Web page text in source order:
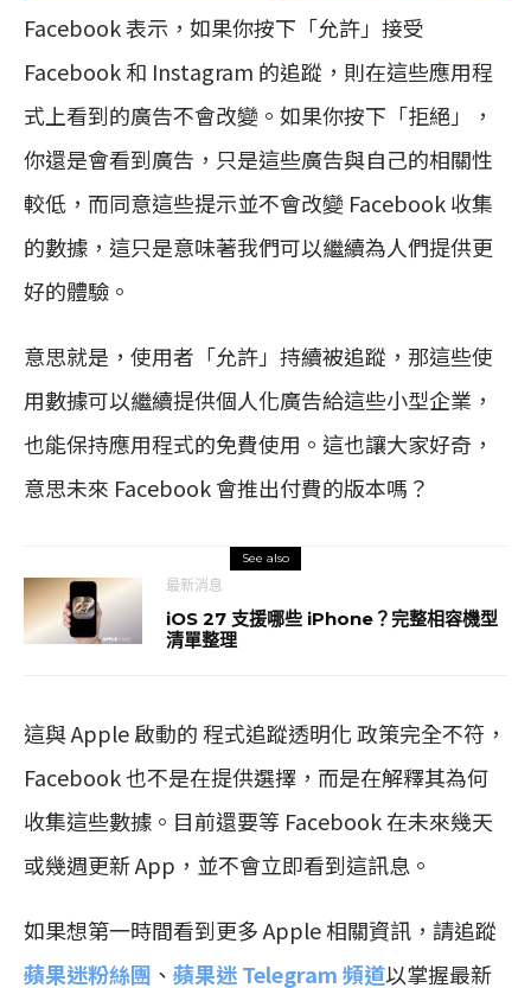
Facebook 表示，如果你按下「允許」接受
Facebook 和 Instagram 的追蹤，則在這些應用程
式上看到的廣告不會改變。如果你按下「拒絕」，
你還是會看到廣告，只是這些廣告與自己的相關性
較低，而同意這些提示並不會改變 Facebook 收集
的數據，這只是意味著我們可以繼續為人們提供更
好的體驗。
意思就是，使用者「允許」持續被追蹤，那這些使
用數據可以繼續提供個人化廣告給這些小型企業，
也能保持應用程式的免費使用。這也讓大家好奇，
意思未來 Facebook 會推出付費的版本嗎？
See also
最新消息
iOS 27 支援哪些 iPhone？完整相容機型
清單整理
這與 Apple 啟動的 程式追蹤透明化 政策完全不符，
Facebook 也不是在提供選擇，而是在解釋其為何
收集這些數據。目前還要等 Facebook 在未來幾天
或幾週更新 App，並不會立即看到這訊息。
如果想第一時間看到更多 Apple 相關資訊，請追蹤
蘋果迷粉絲團 、 蘋果迷 Telegram 頻道以掌握最新